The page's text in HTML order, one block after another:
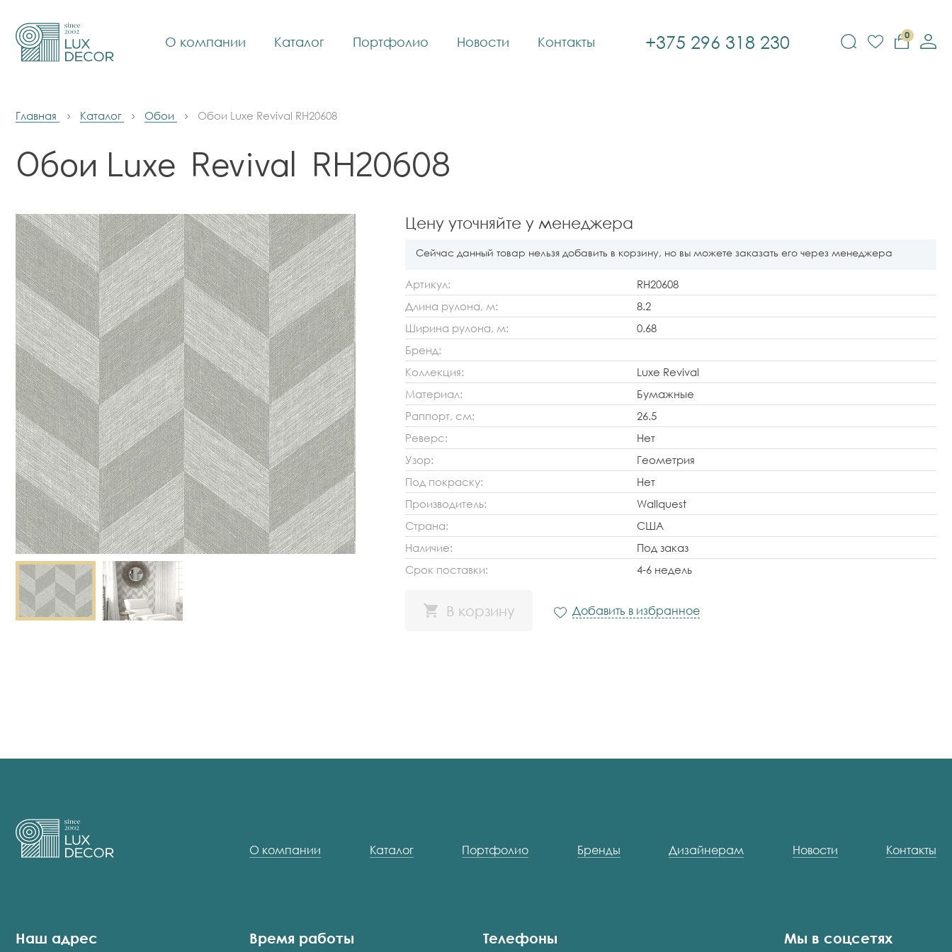
О компании Каталог Портфолио Новости Контакты +375 296 318 230 0
Главная Каталог Обои Обои Luxe Revival RH20608
Обои Luxe Revival RH20608
Цену уточняйте у менеджера
Сейчас данный товар нельзя добавить в корзину, но вы можете заказать его через менеджера
Артикул:
RH20608
Длина рулона, м:
8.2
Ширина рулона, м:
0.68
Бренд:
Коллекция:
Luxe Revival
Материал:
Бумажные
Раппорт, см:
26.5
Реверс:
Нет
Узор:
Геометрия
Под покраску:
Нет
Производитель:
Wallquest
Страна:
США
Наличие:
Под заказ
Срок поставки:
4-6 недель
В корзину Добавить в избранное
О компании Каталог Портфолио Бренды Дизайнерам Новости Контакты
Наш адрес Время работы Телефоны Мы в соцсетях